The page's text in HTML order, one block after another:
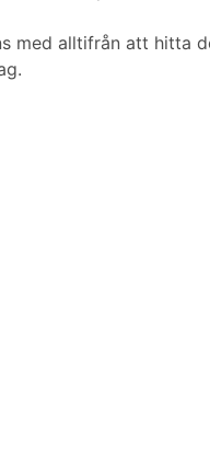
med alltifrån att hitta